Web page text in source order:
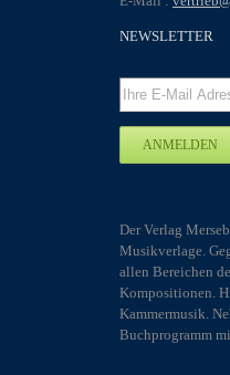
NEWSLETTER
Der Verlag
Musikverlage.
allen Bereichen
Kompositionen.
Kammermusik.
Buchprogramm